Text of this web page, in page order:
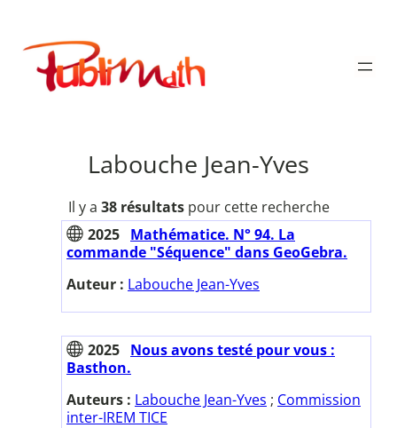
contenu
Publimath
Labouche Jean-Yves
Il y a 38 résultatspour cette recherche
2025 Mathématice. N° 94. La
commande "Séquence" dans GeoGebra.
Auteur : Labouche Jean-Yves
2025 Nous avons testé pour vous :
Basthon.
Auteurs : Labouche Jean-Yves ; Commission
inter-IREM TICE